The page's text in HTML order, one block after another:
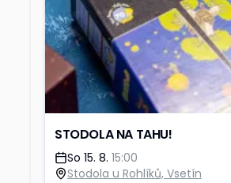
STODOLA NA TAHU!
So 15. 8. 15:00
Stodola u Rohlíků, Vsetín